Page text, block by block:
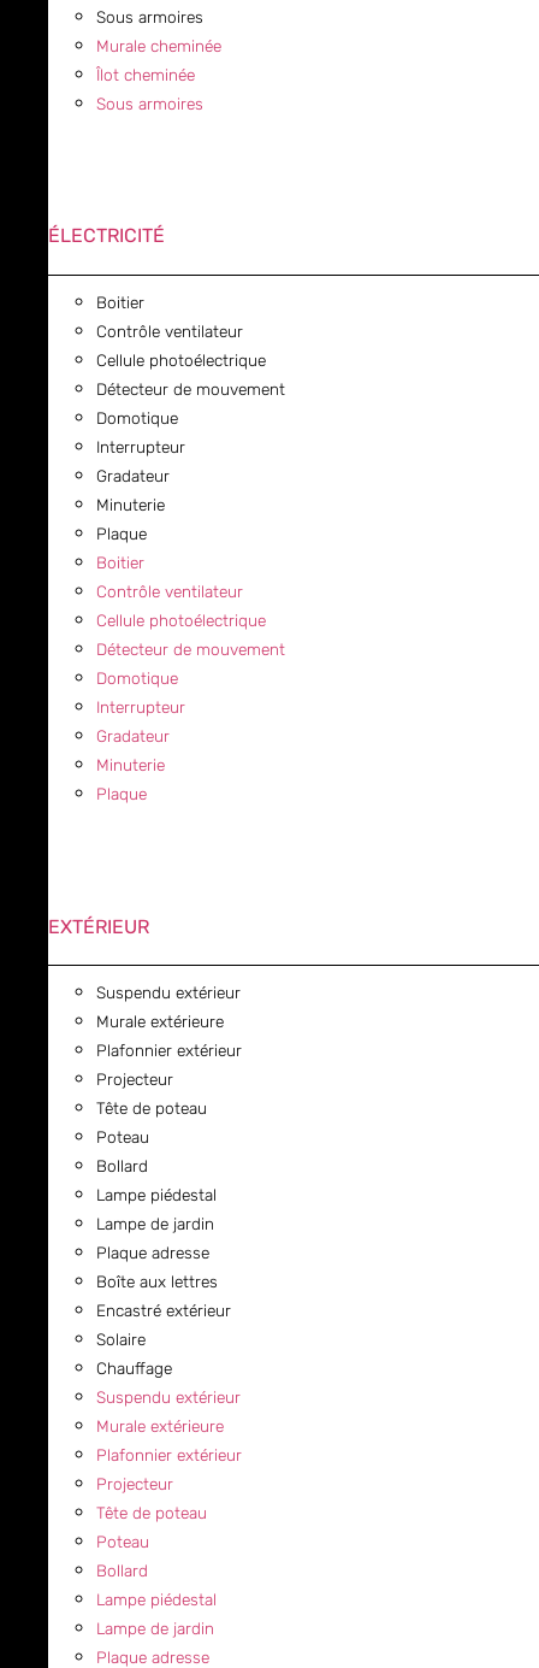
Sous armoires
Murale cheminée
Îlot cheminée
Sous armoires
ÉLECTRICITÉ
Boitier
Contrôle ventilateur
Cellule photoélectrique
Détecteur de mouvement
Domotique
Interrupteur
Gradateur
Minuterie
Plaque
Boitier
Contrôle ventilateur
Cellule photoélectrique
Détecteur de mouvement
Domotique
Interrupteur
Gradateur
Minuterie
Plaque
EXTÉRIEUR
Suspendu extérieur
Murale extérieure
Plafonnier extérieur
Projecteur
Tête de poteau
Poteau
Bollard
Lampe piédestal
Lampe de jardin
Plaque adresse
Boîte aux lettres
Encastré extérieur
Solaire
Chauffage
Suspendu extérieur
Murale extérieure
Plafonnier extérieur
Projecteur
Tête de poteau
Poteau
Bollard
Lampe piédestal
Lampe de jardin
Plaque adresse